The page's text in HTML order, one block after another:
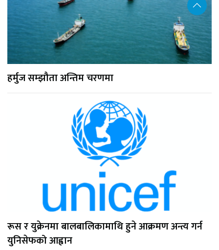
हर्मुज सम्झौता अन्तिम चरणमा
रूस र युक्रेनमा बालबालिकामाथि हुने आक्रमण अन्त्य गर्न
युनिसेफको आह्वान